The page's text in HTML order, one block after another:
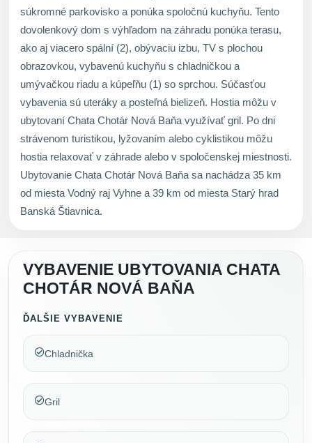
súkromné parkovisko a ponúka spoločnú kuchyňu. Tento
dovolenkový dom s výhľadom na záhradu ponúka terasu,
ako aj viacero spální (2), obývaciu izbu, TV s plochou
obrazovkou, vybavenú kuchyňu s chladničkou a
umývačkou riadu a kúpeľňu (1) so sprchou. Súčasťou
vybavenia sú uteráky a posteľná bielizeň. Hostia môžu v
ubytovaní Chata Chotár Nová Baňa využívať gril. Po dni
strávenom turistikou, lyžovaním alebo cyklistikou môžu
hostia relaxovať v záhrade alebo v spoločenskej miestnosti.
Ubytovanie Chata Chotár Nová Baňa sa nachádza 35 km
od miesta Vodný raj Vyhne a 39 km od miesta Starý hrad
Banská Štiavnica.
VYBAVENIE UBYTOVANIA CHATA
CHOTÁR NOVÁ BAŇA
ĎALŠIE VYBAVENIE
Chladnička
Gril